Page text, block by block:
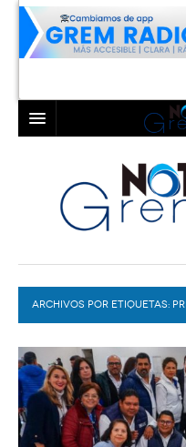
LAGUNA
TORREÓN
GÓMEZ PALACIO
LERDO
COAHUILA
DURANGO
DEPORTES
EXA
EL EXACTO
GLOBO
COLABORADORES
PC29
ACTUALIDADES GREM
ARCHIVOS POR ETIQUETAS: